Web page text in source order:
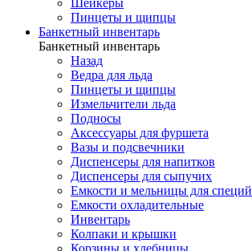
Шейкеры
Пинцеты и щипцы
Банкетный инвентарь
Банкетный инвентарь
Назад
Ведра для льда
Пинцеты и щипцы
Измельчители льда
Подносы
Аксессуары для фуршета
Вазы и подсвечники
Диспенсеры для напитков
Диспенсеры для сыпучих
Емкости и мельницы для специй
Емкости охладительные
Инвентарь
Колпаки и крышки
Корзины и хлебницы